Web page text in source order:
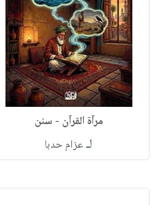
مرآة القرآن - سنن
لـعزام حدبا